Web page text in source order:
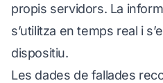
propis servidors. La
s’utilitza en temps real i
dispositiu.
Les dades de fallades